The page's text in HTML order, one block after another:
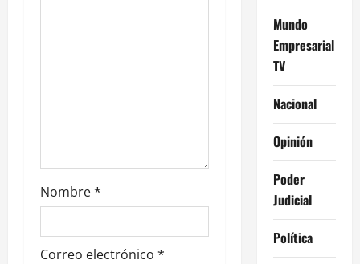
a
s
Nombre*
Correo electrónico *
Mundo
Empresarial
TV
Nacional
Opinión
Poder
Judicial
Política